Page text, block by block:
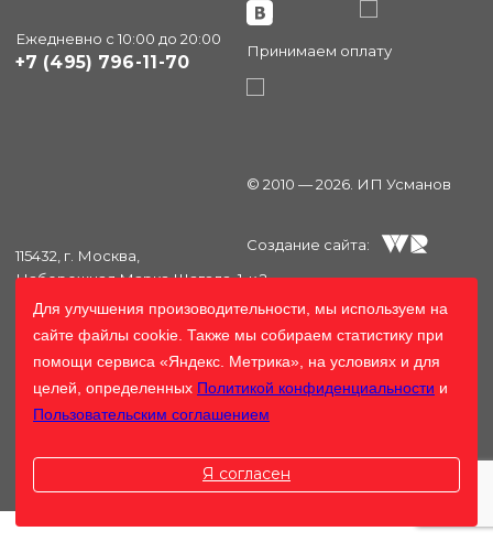
Ежедневно с 10:00 до 20:00
+7 (495) 796-11-70
115432, г. Москва,
Набережная Марка Шагала, 1, к.2
Ежедневно с 10:00 до 20:00
+7 (495) 796-11-70
+7 (903) 796-11-70
Отдел по работе с клиентами:
info@re-forma.ru
Принимаем оплату
© 2010 — 2026. ИП Усманов
Создание сайта:
Для улучшения произоводительности, мы используем на
сайте файлы cookie. Также мы собираем статистику при
помощи сервиса «Яндекс. Метрика», на условиях и для
целей, определенных Политикой конфиденциальности и
Пользовательским соглашением
Я согласен